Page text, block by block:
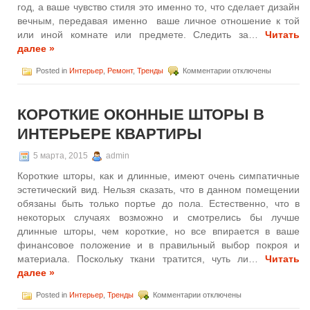
год, а ваше чувство стиля это именно то, что сделает дизайн
вечным, передавая именно ваше личное отношение к той
или иной комнате или предмете. Следить за… Читать
далее »
Posted in Интерьер Ремонт, Тренды Комментариик
квартиры
отключены
КОРОТКИЕ ОКОННЫЕ ШТОРЫ В
ИНТЕРЬЕРЕ КВАРТИРЫ
5 марта, 2015 admin
Короткие шторы, как и длинные, имеют очень симпатичные
эстетический вид. Нельзя сказать, что в данном помещении
обязаны быть только портье до пола. Естественно, что в
некоторых случаях возможно и смотрелись бы лучше
длинные шторы, чем короткие, но все впирается в ваше
финансовое положение и в правильный выбор покроя и
материала. Поскольку ткани тратится, чуть ли… Читать
далее »
Posted in Интерьер Тренды Комментариикотключены